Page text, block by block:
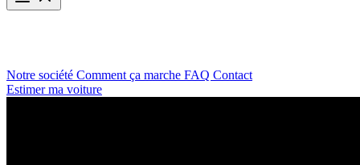
Notre société Comment ça marche FAQ Contact
Estimer ma voiture